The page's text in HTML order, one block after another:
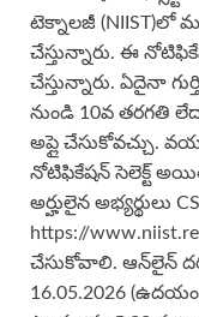
టెక్నాలజీ (NIIST)లో
చేస్తున్నారు. ఈ
చేస్తున్నారు. ఏదైనా
నుండి 10వ తరగతి
అప్లై చేసుకోవచ్చు.
నోటిఫికేషన్ సెలెక్ట్ అయితే
అర్హులైన అభ్యర్థులు
https://
చేసుకోవాలి. ఆన్‌లైన్
16.05.2026 (ఉదయం